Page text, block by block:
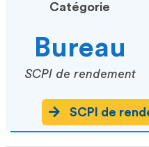
Catégorie
Bureau
SCPI de rendement
SCPI de